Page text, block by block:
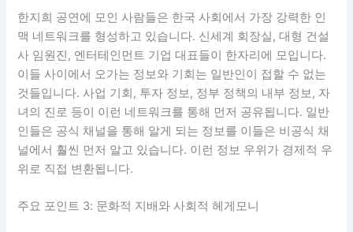
한지희 공연에 모인 사람들은 한국 사회에서 가장 강력한 인
맥 네트워크를 형성하고 있습니다. 신세계 회장실, 대형 건설
사 임원진, 엔터테인먼트 기업 대표들이 한자리에 모입니다.
이들 사이에서 오가는 정보와 기회는 일반인이 접할 수 없는
것들입니다. 사업 기회, 투자 정보, 정부 정책의 내부 정보, 자
녀의 진로 등이 이런 네트워크를 통해 먼저 공유됩니다. 일반
인들은 공식 채널을 통해 알게 되는 정보를 이들은 비공식 채
널에서 훨씬 먼저 알고 있습니다. 이런 정보 우위가 경제적 우
위로 직접 변환됩니다.
주요 포인트 3: 문화적 지배와 사회적 헤게모니